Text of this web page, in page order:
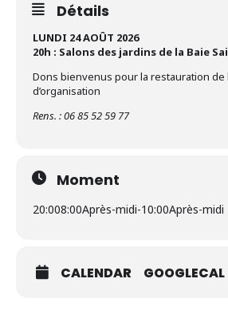
Détails
LUNDI 24 AOÛT 2026
20h : Salons des jardins de la Baie
Dons bienvenus pour la restauration de
d’organisation
Rens. : 06 85 52 59 77
Moment
20:008:00Après-midi-10:00Après-midi
CALENDAR GOOGLECAL